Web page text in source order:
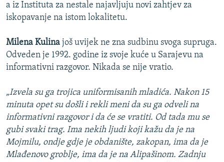
a iz Instituta za nestale najavljuju novi zahtjev za
iskopavanje na istom lokalitetu.
Milena Kulina još uvijek ne zna sudbinu svoga supruga.
Odveden je 1992. godine iz svoje kuće u Sarajevu na
informativni razgovor. Nikada se nije vratio.
„Izvela su ga trojica uniformisanih mladića. Nakon 15
minuta opet su došli i rekli meni da su ga odveli na
informativni razgovor i da će se vratiti. Od tada mu se
gubi svaki trag. Ima nekih ljudi koji kažu da je na
Mojmilu, ondje gdje je obdanište, zakopan, ima da je
Mlađenovo groblje, ima da je na Alipašinom. Zadnju